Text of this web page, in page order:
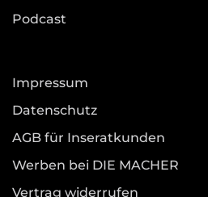
Podcast
Impressum
Datenschutz
AGB für Inseratkunden
Werben bei DIE MACHER
Vertrag widerrufen